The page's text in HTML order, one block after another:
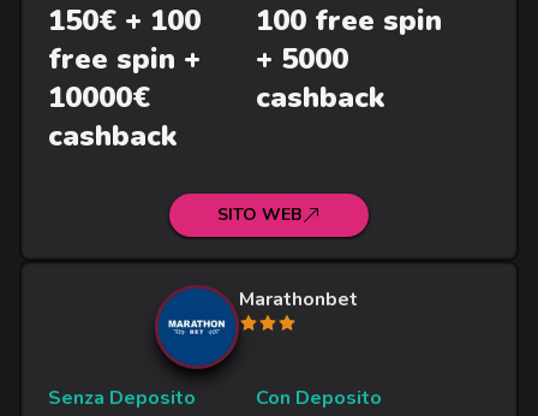
150€ + 100
free spin +
10000€
cashback
100 free spin
+ 5000
cashback
SITO WEB
Marathonbet
Senza Deposito Con Deposito